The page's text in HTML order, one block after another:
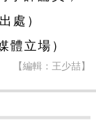
處）
體立場）
【編輯：王少喆】